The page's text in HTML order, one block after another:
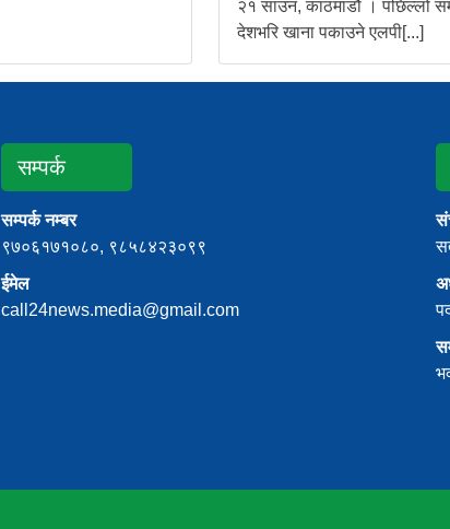
२१ साउन, काठमाडौं । पछिल्लो
देशभरि खाना पकाउने एलपी[...]
सम्पर्क
सम्पर्क नम्बर
९७०६१७१०८०, ९८५८४२३०९९
ईमेल
call24news.media@gmail.com